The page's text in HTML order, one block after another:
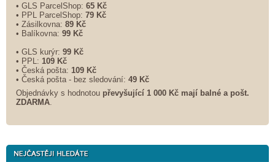
• GLS ParcelShop: 65 Kč
• PPL ParcelShop: 79 Kč
• Zásilkovna: 89 Kč
• Balíkovna: 99 Kč
• GLS kurýr: 99 Kč
• PPL: 109 Kč
• Česká pošta: 109 Kč
• Česká pošta - bez sledování: 49 Kč
Objednávky s hodnotou převyšující 1 000 Kč mají balné a pošt.
ZDARMA